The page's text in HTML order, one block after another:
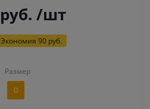
руб. /шт
Экономия 90 руб.
Размер
0